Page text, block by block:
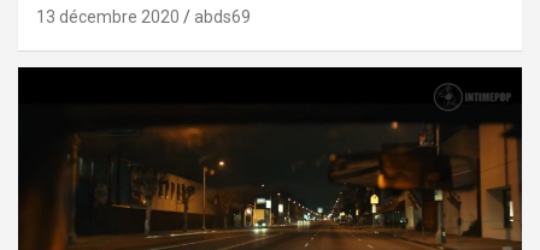
13 décembre 2020 abds69